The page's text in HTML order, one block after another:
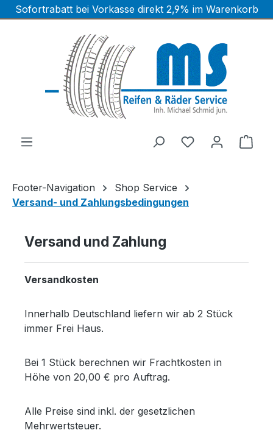
Zum Hauptinhalt springen
Sofortrabatt bei Vorkasse direkt 2,9% im Warenkorb
Footer-Navigation
Shop Service
Versand- und Zahlungsbedingungen
Versand und Zahlung
Versandkosten
Innerhalb Deutschland liefern wir ab 2 Stück
immer Frei Haus.
Bei 1 Stück berechnen wir Frachtkosten in
Höhe von 20,00 € pro Auftrag.
Alle Preise sind inkl. der gesetzlichen
Mehrwertsteuer.